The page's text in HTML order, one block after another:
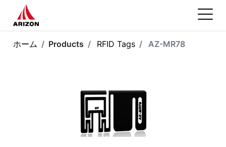
ホーム Products RFID Tags AZ-MR78